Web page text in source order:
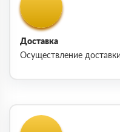
Доставка
Осуществление